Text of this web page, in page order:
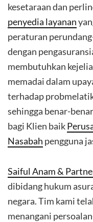
kesetaraan dan
penyedia layanan
peraturan
dengan
membutuhkan
memadai dalam
terhadap
sehingga benar-
bagi Klien baik
Nasabah pengguna
Saiful Anam &
dibidang hukum
negara. Tim kami
menangani